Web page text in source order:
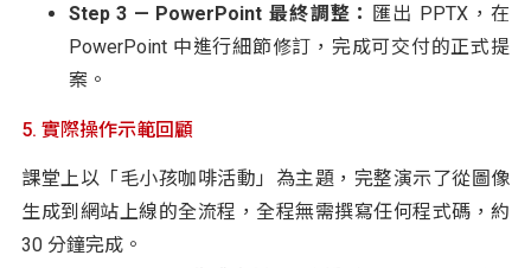
Step 3 — PowerPoint 最終調整： 匯出 PPTX，在
PowerPoint 中進行細節修訂，完成可交付的正式提
案。
5. 實際操作示範回顧
課堂上以「毛小孩咖啡活動」為主題，完整演示了從圖像
生成到網站上線的全流程，全程無需撰寫任何程式碼，約
30 分鐘完成。